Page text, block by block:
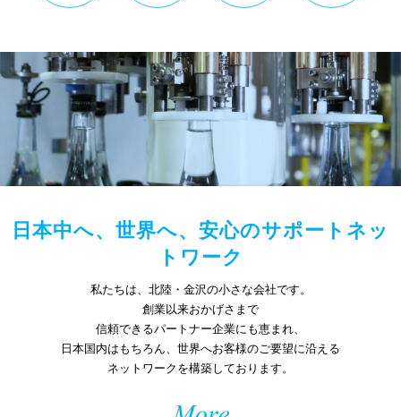
日本中へ、世界へ、安心のサポートネッ
トワーク
私たちは、北陸・金沢の小さな会社です。
創業以来おかげさまで
信頼できるパートナー企業にも恵まれ、
日本国内はもちろん、世界へお客様のご要望に沿える
ネットワークを構築しております。